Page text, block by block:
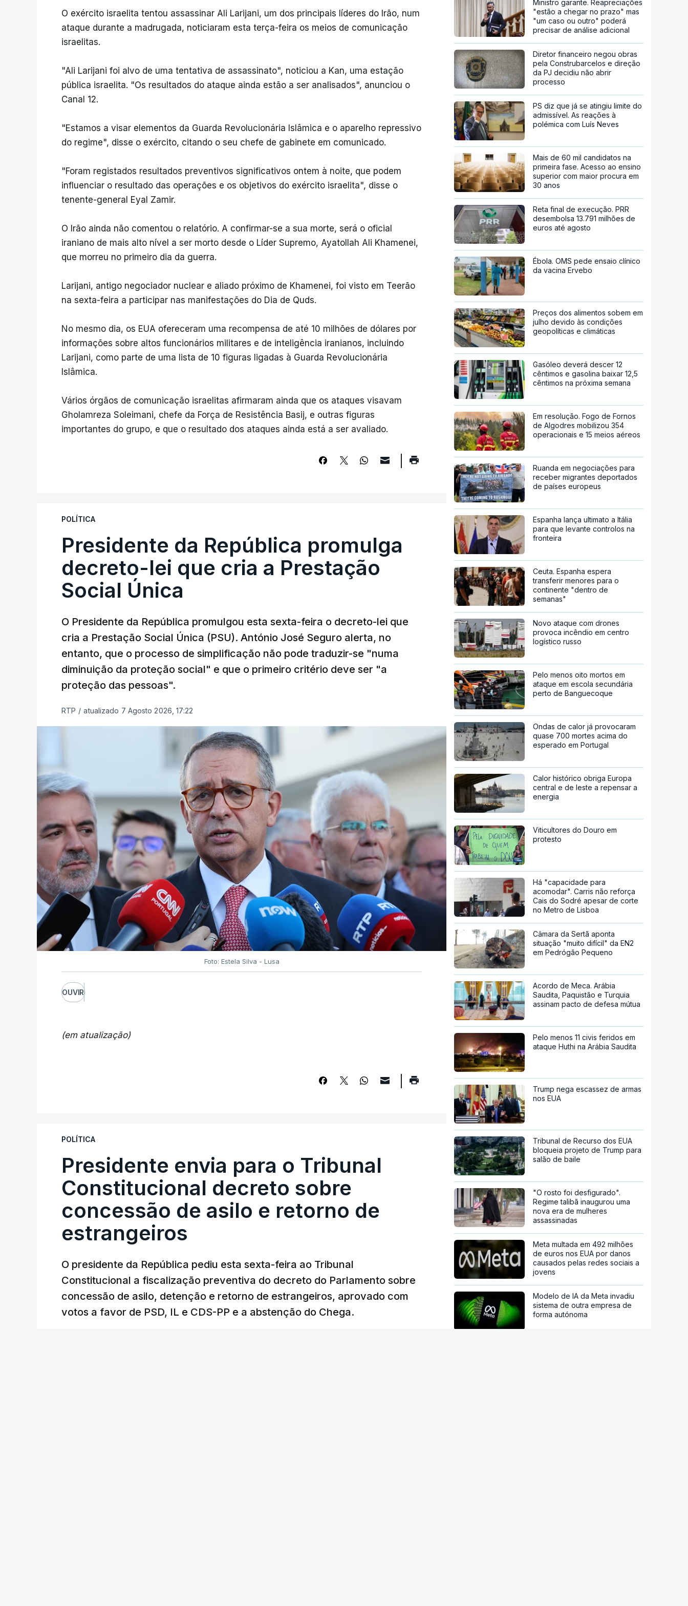
O exército israelita tentou assassinar Ali Larijani, um dos principais líderes do Irão, num
ataque durante a madrugada, noticiaram esta terça-feira os meios de comunicação
israelitas.
"Ali Larijani foi alvo de uma tentativa de assassinato", noticiou a Kan, uma estação
pública israelita. "Os resultados do ataque ainda estão a ser analisados", anunciou o
Canal 12.
"Estamos a visar elementos da Guarda Revolucionária Islâmica e o aparelho repressivo
do regime", disse o exército, citando o seu chefe de gabinete em comunicado.
"Foram registados resultados preventivos significativos ontem à noite, que podem
influenciar o resultado das operações e os objetivos do exército israelita", disse o
tenente-general Eyal Zamir.
O Irão ainda não comentou o relatório. A confirmar-se a sua morte, será o oficial
iraniano de mais alto nível a ser morto desde o Líder Supremo, Ayatollah Ali Khamenei,
que morreu no primeiro dia da guerra.
Larijani, antigo negociador nuclear e aliado próximo de Khamenei, foi visto em Teerão
na sexta-feira a participar nas manifestações do Dia de Quds.
No mesmo dia, os EUA ofereceram uma recompensa de até 10 milhões de dólares por
informações sobre altos funcionários militares e de inteligência iranianos, incluindo
Larijani, como parte de uma lista de 10 figuras ligadas à Guarda Revolucionária
Islâmica.
Vários órgãos de comunicação israelitas afirmaram ainda que os ataques visavam
Gholamreza Soleimani, chefe da Força de Resistência Basij, e outras figuras
importantes do grupo, e que o resultado dos ataques ainda está a ser avaliado.
POLÍTICA
Presidente da República promulga
decreto-lei que cria a Prestação
Social Única
O Presidente da República promulgou esta sexta-feira o decreto-lei que
cria a Prestação Social Única (PSU). António José Seguro alerta, no
entanto, que o processo de simplificação não pode traduzir-se "numa
diminuição da proteção social" e que o primeiro critério deve ser "a
proteção das pessoas".
RTP / atualizado 7 Agosto 2026, 17:22
Foto: Estela Silva - Lusa
OUVIR
(em atualização)
POLÍTICA
Presidente envia para o Tribunal
Constitucional decreto sobre
concessão de asilo e retorno de
estrangeiros
O presidente da República pediu esta sexta-feira ao Tribunal
Constitucional a fiscalização preventiva do decreto do Parlamento sobre
concessão de asilo, detenção e retorno de estrangeiros, aprovado com
votos a favor de PSD, IL e CDS-PP e a abstenção do Chega.
Ministro garante. Reapreciações
"estão a chegar no prazo" mas
"um caso ou outro" poderá
precisar de análise adicional
Diretor financeiro negou obras
pela Construbarcelos e direção
da PJ decidiu não abrir
processo
PS diz que já se atingiu limite do
admissível. As reações à
polémica com Luís Neves
Mais de 60 mil candidatos na
primeira fase. Acesso ao ensino
superior com maior procura em
30 anos
Reta final de execução. PRR
desembolsa 13.791 milhões de
euros até agosto
Ébola. OMS pede ensaio clínico
da vacina Ervebo
Preços dos alimentos sobem em
julho devido às condições
geopolíticas e climáticas
Gasóleo deverá descer 12
cêntimos e gasolina baixar 12,5
cêntimos na próxima semana
Em resolução. Fogo de Fornos
de Algodres mobilizou 354
operacionais e 15 meios aéreos
Ruanda em negociações para
receber migrantes deportados
de países europeus
Espanha lança ultimato a Itália
para que levante controlos na
fronteira
Ceuta. Espanha espera
transferir menores para o
continente "dentro de
semanas"
Novo ataque com drones
provoca incêndio em centro
logístico russo
Pelo menos oito mortos em
ataque em escola secundária
perto de Banguecoque
Ondas de calor já provocaram
quase 700 mortes acima do
esperado em Portugal
Calor histórico obriga Europa
central e de leste a repensar a
energia
Viticultores do Douro em
protesto
Há "capacidade para
acomodar". Carris não reforça
Cais do Sodré apesar de corte
no Metro de Lisboa
Câmara da Sertã aponta
situação "muito difícil" da EN2
em Pedrógão Pequeno
Acordo de Meca. Arábia
Saudita, Paquistão e Turquia
assinam pacto de defesa mútua
Pelo menos 11 civis feridos em
ataque Huthi na Arábia Saudita
Trump nega escassez de armas
nos EUA
Tribunal de Recurso dos EUA
bloqueia projeto de Trump para
salão de baile
"O rosto foi desfigurado".
Regime talibã inaugurou uma
nova era de mulheres
assassinadas
Meta multada em 492 milhões
de euros nos EUA por danos
causados pelas redes sociais a
jovens
Modelo de IA da Meta invadiu
sistema de outra empresa de
forma autónoma